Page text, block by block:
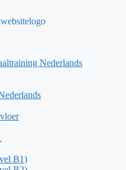
Nederlands
B1)